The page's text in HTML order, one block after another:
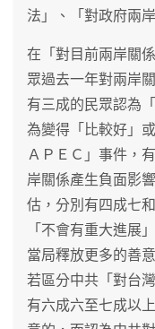
法」、「對政府兩
在「對目前兩岸關
眾過去一年對兩岸
有三成的民眾認為
為變得「比較好」
ＡＰＥＣ」事件，
岸關係產生負面影
估，分別有四成七
「不會有重大進展
當局釋放更多的善
若區分中共「對台
有六成六至七成以